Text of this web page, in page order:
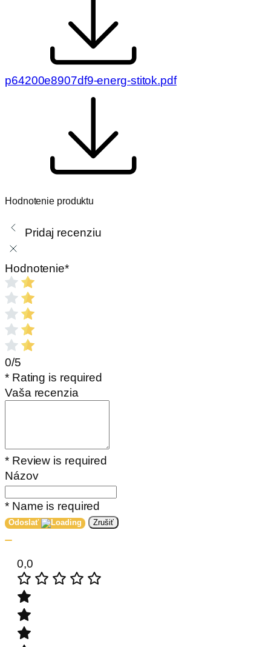
p64200e8907df9-energ-stitok.pdf
Hodnotenie produktu
Pridaj recenziu
Hodnotenie*
0/5
* Rating is required
Vaša recenzia
* Review is required
Názov
* Name is required
Odoslať Zrušiť
0,0